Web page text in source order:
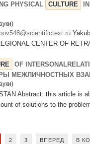
PHYSICAL CULTURE
CENTER OF
OF
МЕЖЛИЧНОСТНЫХ
Abstract: this article is
of solutions to the
2 3 ВПЕРЕД В